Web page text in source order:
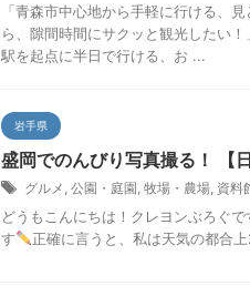
「青森市中心地から手軽に行ける、
ら、隙間時間にサクッと観光したい
駅を起点に半日で行ける、お ...
岩手県
盛岡でのんびり写真撮る！
グルメ 公園・庭園 牧場・農場 資料
どうもこんにちは！クレヨンぶろぐで
す
正確に言うと、私は天気の都合